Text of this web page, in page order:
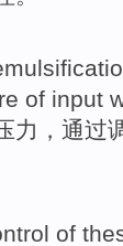
of input
力 ， 通过
of